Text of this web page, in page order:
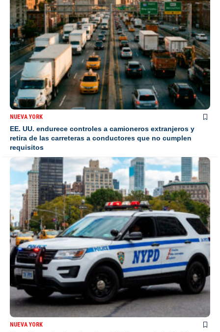
NUEVA YORK
EE. UU. endurece controles a camioneros extranjeros y
retira de las carreteras a conductores que no cumplen
requisitos
NUEVA YORK